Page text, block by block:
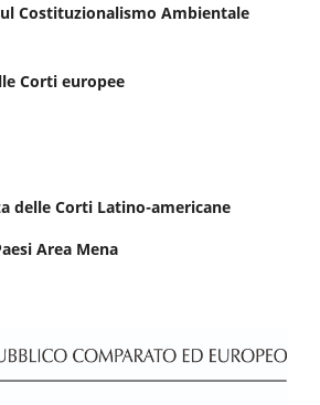
Costituzionalismo Ambientale
Corti europee
delle Corti Latino-americane
Area Mena